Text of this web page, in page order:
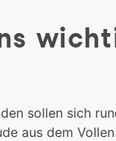
sollen sich
aus dem